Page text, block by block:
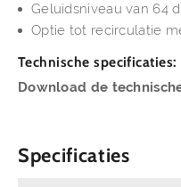
Geluidsniveau van 64
Optie tot recirculatie
Technische specificaties:
Download de
Specificaties